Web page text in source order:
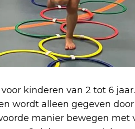
kinderen van 2 tot 6
wordt alleen gegeven
manier bewegen met